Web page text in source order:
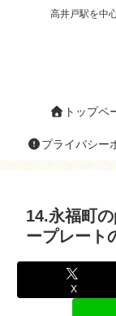
高井戸駅を中
トップペ
プライバシー
14.永福町
ープレート
X